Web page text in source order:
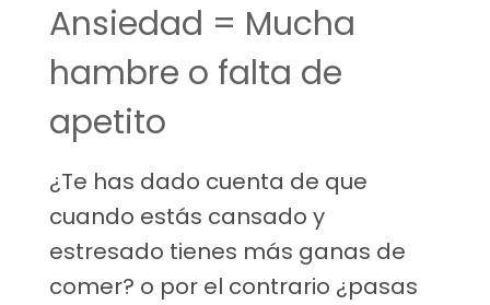
Ansiedad = Mucha
hambre o falta de
apetito
¿Te has dado cuenta de que
cuando estás cansado y
estresado tienes más ganas de
comer? o por el contrario ¿pasas